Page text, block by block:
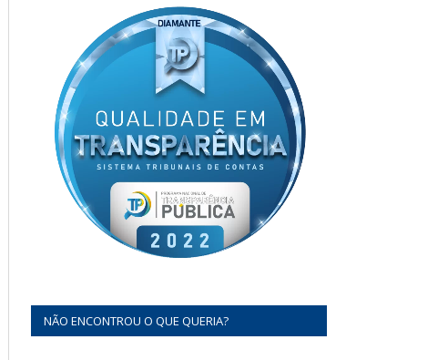
NÃO ENCONTROU O QUE QUERIA?